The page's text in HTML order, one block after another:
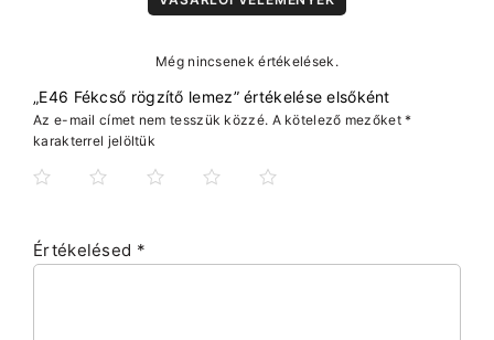
Még nincsenek értékelések.
„E46 Fékcső rögzítő lemez” értékelése elsőként
Az e-mail címet nem tesszük közzé. A kötelező mezőket*
karakterrel jelöltük
Értékelésed *